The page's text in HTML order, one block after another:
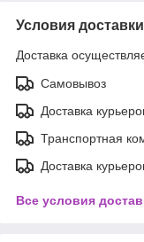
Условия доставки
Доставка
Самовывоз
Доставка
Транспортная
Доставка
Все условия